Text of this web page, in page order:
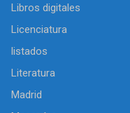
Libros digitales
Licenciatura
listados
Literatura
Madrid